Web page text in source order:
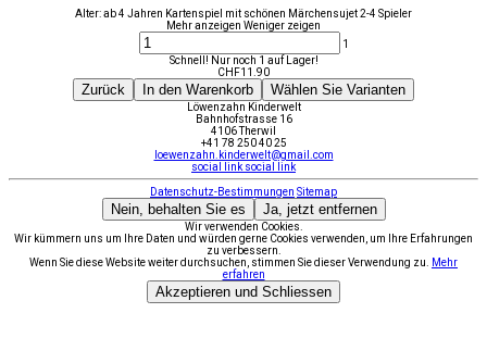
Alter: ab 4 Jahren Kartenspiel mit schönen Märchensujet 2-4 Spieler
Mehr anzeigen Weniger zeigen
1
Schnell! Nur noch 1 auf Lager!
CHF11.90
Zurück In den Warenkorb Wählen Sie Varianten
Löwenzahn Kinderwelt
Bahnhofstrasse 16
4106 Therwil
+41 78 250 40 25
loewenzahn.kinderwelt@gmail.com
social link social link
Datenschutz-Bestimmungen Sitemap
Nein, behalten Sie es Ja, jetzt entfernen
Wir verwenden Cookies.
Wir kümmern uns um Ihre Daten und würden gerne Cookies verwenden, um Ihre Erfahrungen
zu verbessern.
Wenn Sie diese Website weiter durchsuchen, stimmen Sie dieser Verwendung zu.
Mehr
erfahren
Akzeptieren und Schliessen